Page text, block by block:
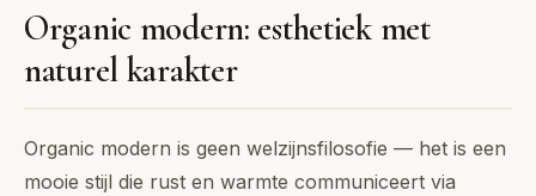
Organic modern: esthetiek met
naturel karakter
Organic modern is geen welzijnsfilosofie — het is een
mooie stijl die rust en warmte communiceert via